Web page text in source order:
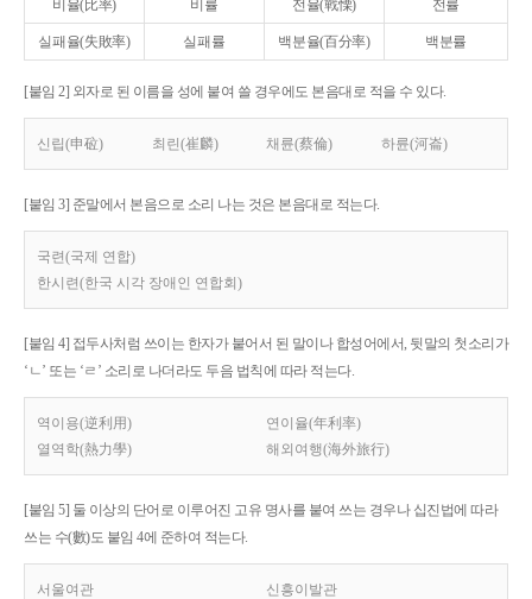
비율(比率) 비률 전율(戰慄) 전률
실패율(失敗率) 실패률 백분율(百分率) 백분률
[붙임 2] 외자로 된 이름을 성에 붙여 쓸 경우에도 본음대로 적을 수 있다.
신립(申砬) 최린(崔麟) 채륜(蔡倫) 하륜(河崙)
[붙임 3] 준말에서 본음으로 소리 나는 것은 본음대로 적는다.
국련(국제 연합)
한시련(한국 시각 장애인 연합회)
[붙임 4] 접두사처럼 쓰이는 한자가 붙어서 된 말이나 합성어에서, 뒷말의 첫소리가
‘ㄴ’ 또는 ‘ㄹ’ 소리로 나더라도 두음 법칙에 따라 적는다.
역이용(逆利用)
연이율(年利率)
열역학(熱力學)
해외여행(海外旅行)
[붙임 5] 둘 이상의 단어로 이루어진 고유 명사를 붙여 쓰는 경우나 십진법에 따라
쓰는 수(數)도 붙임 4에 준하여 적는다.
서울여관 신흥이발관